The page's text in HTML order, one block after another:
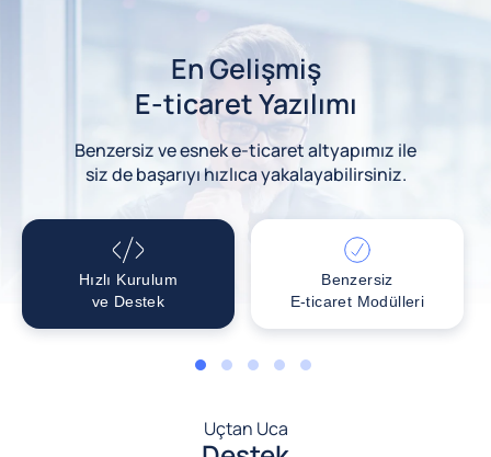
En Gelişmiş
E-ticaret Yazılımı
Benzersiz ve esnek e-ticaret altyapımız ile
siz de başarıyı hızlıca yakalayabilirsiniz.
Hızlı Kurulum
ve Destek
Benzersiz
E-ticaret Modülleri
1 2 3 4 5
Uçtan Uca